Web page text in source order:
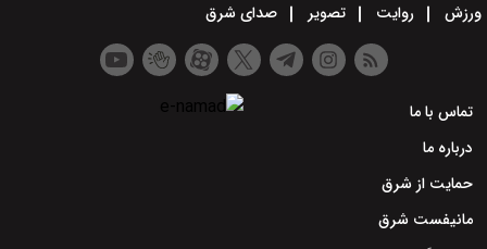
ورزش
روایت تصویر صدای شرق
تماس با ما
درباره ما
حمایت از شرق
مانیفست شرق